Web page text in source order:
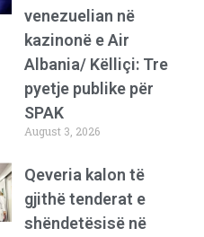
venezuelian në
kazinonë e Air
Albania/ Këlliçi: Tre
pyetje publike për
SPAK
August 3, 2026
Qeveria kalon të
gjithë tenderat e
shëndetësisë në